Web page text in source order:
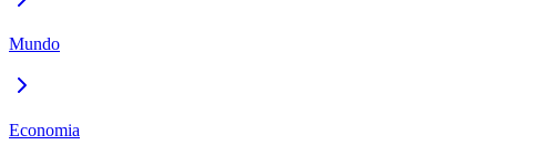
Mundo
Economia